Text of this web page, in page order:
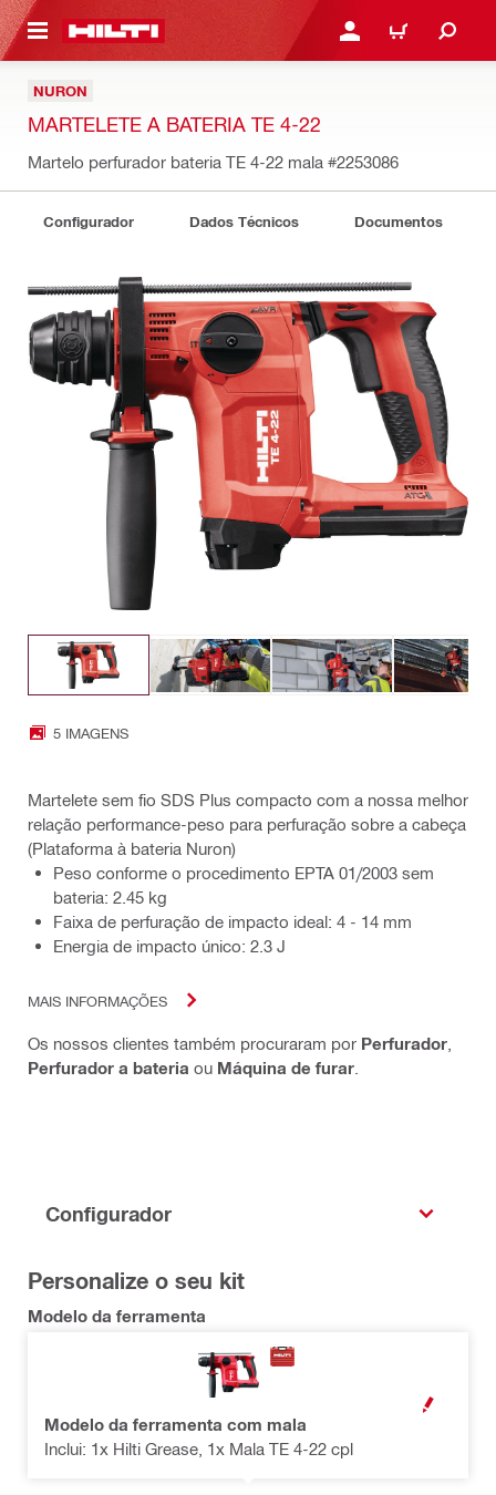
PRINCIPAL ENTRAR OU CADASTRAR
CARRINHO
NURON
MARTELETE A BATERIA TE 4-22
Martelo perfurador bateria TE 4-22 mala #2253086
Configurador Dados Técnicos Documentos
5 IMAGENS
Martelete sem fio SDS Plus compacto com a nossa melhor
relação performance-peso para perfuração sobre a cabeça
(Plataforma à bateria Nuron)
Peso conforme o procedimento EPTA 01/2003 sem
bateria: 2.45 kg
Faixa de perfuração de impacto ideal: 4 - 14 mm
Energia de impacto único: 2.3 J
MAIS INFORMAÇÕES
Os nossos clientes também procuraram por Perfurador
Perfurador a bateria ou Máquina de furar
Configurador
Personalize o seu kit
Modelo da ferramenta
Modelo da ferramenta com mala
Inclui: 1x Hilti Grease, 1x Mala TE 4-22 cpl
OPEN MODAL